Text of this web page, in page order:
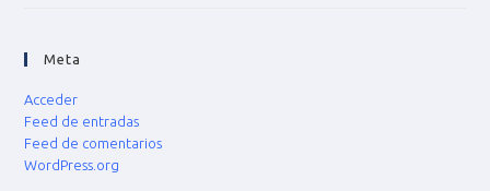
Meta
Acceder
Feed de entradas
Feed de comentarios
WordPress.org